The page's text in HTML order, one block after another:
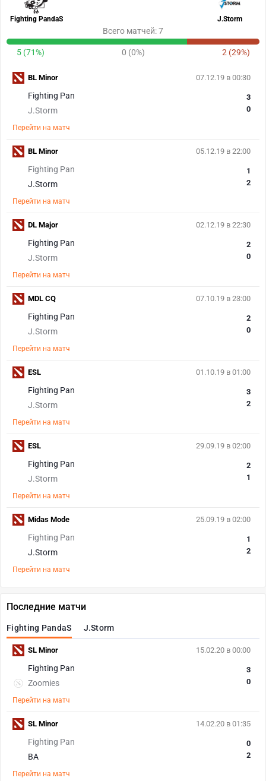
Fighting PandaS J.Storm
Всего матчей: 7
5 (71%) 0 (0%) 2 (29%)
07.12.19 в 00:30
Fighting Pan
J.Storm
3
0
Перейти на матч
BL Minor
05.12.19 в 22:00
Fighting Pan
J.Storm
1
2
Перейти на матч
BL Minor
02.12.19 в 22:30
Fighting Pan
J.Storm
2
0
Перейти на матч
DL Major
07.10.19 в 23:00
Fighting Pan
J.Storm
2
0
Перейти на матч
MDL CQ
01.10.19 в 01:00
Fighting Pan
J.Storm
3
2
Перейти на матч
ESL
29.09.19 в 02:00
Fighting Pan
J.Storm
2
1
Перейти на матч
ESL
25.09.19 в 02:00
Fighting Pan
J.Storm
1
2
Перейти на матч
Midas Mode
Последние матчи
Fighting PandaS J.Storm
15.02.20 в 00:00
Fighting Pan
Zoomies
3
0
Перейти на матч
SL Minor
14.02.20 в 01:35
Fighting Pan
BA
0
2
Перейти на матч
SL Minor